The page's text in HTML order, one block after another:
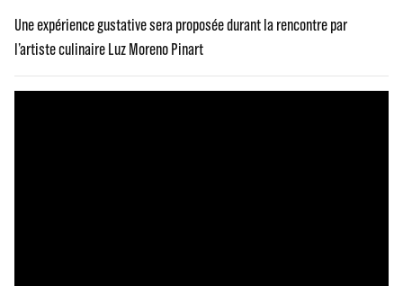
Une expérience gustative sera proposée durant la rencontre par
l’artiste culinaire Luz Moreno Pinart